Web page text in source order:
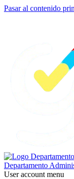
Pasar al contenido
Departamento
User account menu